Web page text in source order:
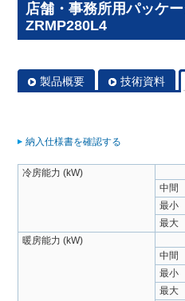
店舗・事務所用パッケ
ZRMP280L4
製品概要 技術資料
納入仕様書を確認する
冷房能力 (kW)
中間
最小
最大
暖房能力 (kW)
中間
最小
最大